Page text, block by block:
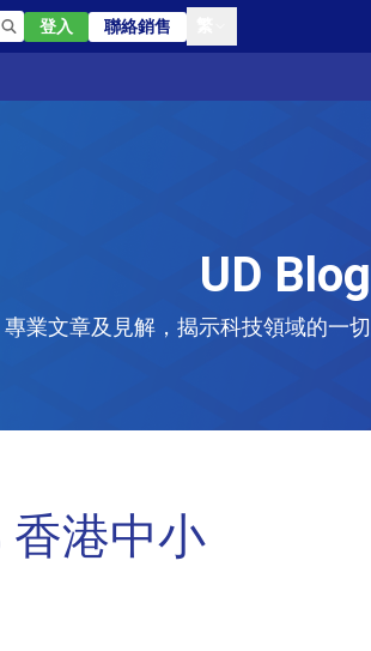
登入 聯絡銷售
UD Blog
專業文章及見解，揭示科技領域的一切
港中小